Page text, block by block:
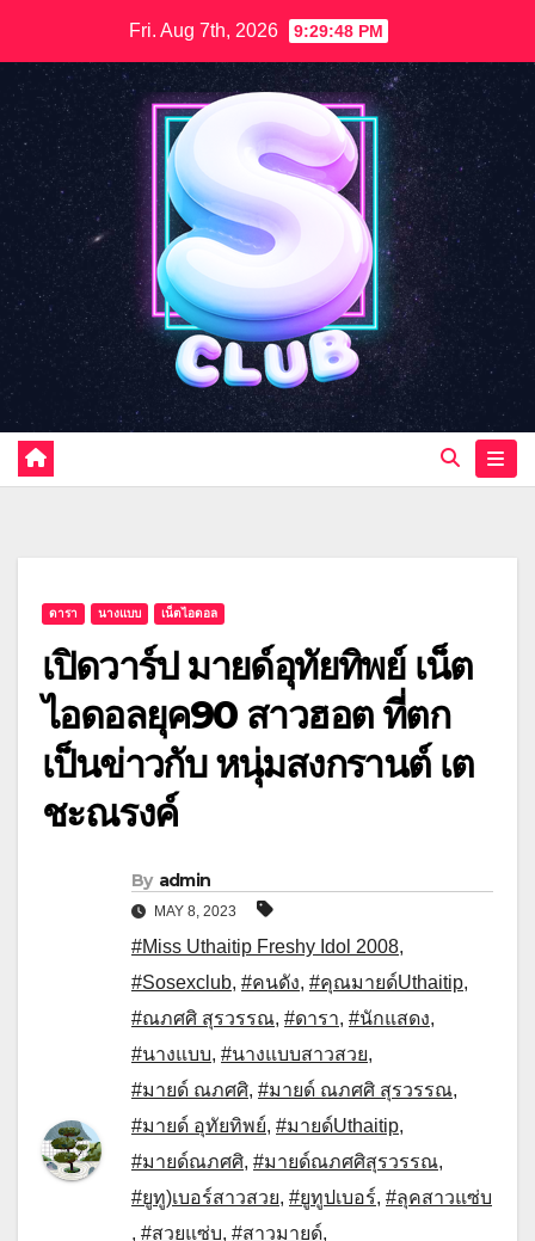
content
Fri. Aug 7th, 2026 9:29:51 PM
ดารา นางแบบ เน็ตไอดอล
เปิดวาร์ป มายด์อุทัยทิพย์ เน็ต
ไอดอลยุค90 สาวฮอต ที่ตก
เป็นข่าวกับ หนุ่มสงกรานต์ เต
ชะณรงค์
By admin
MAY 8, 2023
#Miss Uthaitip Freshy Idol 2008,
#Sosexclub, #คนดัง, #คุณมายด์Uthaitip,
#ณภศศิ สุรวรรณ, #ดารา, #นักแสดง,
#นางแบบ, #นางแบบสาวสวย,
#มายด์ ณภศศิ, #มายด์ ณภศศิ สุรวรรณ,
#มายด์ อุทัยทิพย์, #มายด์Uthaitip,
#มายด์ณภศศิ, #มายด์ณภศศิสุรวรรณ,
#ยูทู)เบอร์สาวสวย, #ยูทูปเบอร์, #ลุคสาวแซ่บ
, #สวยแซ่บ, #สาวมายด์,